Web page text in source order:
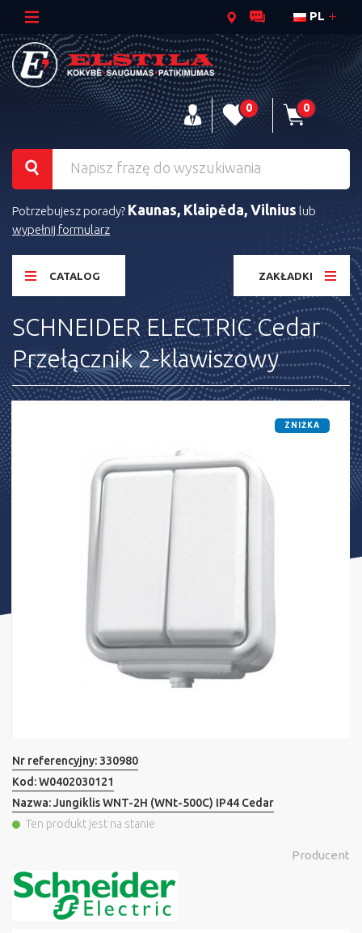
PL
0 0
Potrzebujesz porady? Kaunas, Klaipėda, Vilnius lub
wypełnij formularz
CATALOG ZAKŁADKI
SCHNEIDER ELECTRIC Cedar
Przełącznik 2-klawiszowy
ZNIŻKA
Nr referencyjny: 330980
Kod:W0402030121
Nazwa:Jungiklis WNT-2H (WNt-500C) IP44 Cedar
Ten produkt jest na stanie
Producent